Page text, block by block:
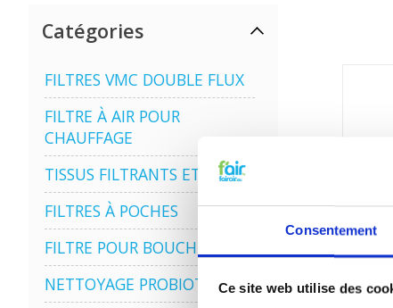
Consentement
Ce site web utilise des
Catégories
FILTRES VMC DOUBLE FLUX
FILTRE À AIR POUR
CHAUFFAGE
TISSUS FILTRANTS ET MATS
FILTRES À POCHES
FILTRE POUR BOUCHE
NETTOYAGE PROBIOTIQUE